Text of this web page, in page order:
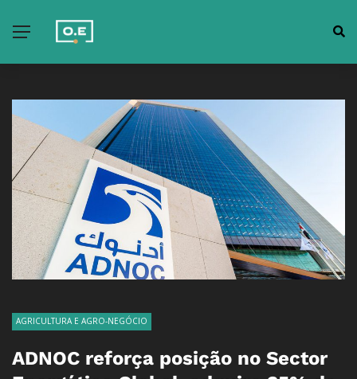
AGRICULTURA E AGRO-NEGÓCIO
ADNOC reforça posição no Sector